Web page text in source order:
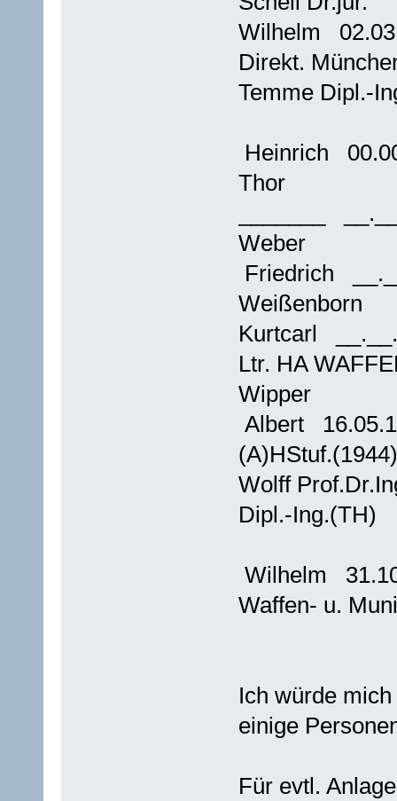
Wilhelm
Direkt.
Temme Dipl.-
Heinrich
Thor
_______
Weber
Friedrich
Weißenborn
Kurtcarl
Ltr. HA
Wipper
Albert
Wolff
Dipl.-
Wilhelm
Waffen- u.
Ich würde
einige
Für evtl.